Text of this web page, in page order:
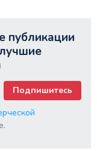
публикации
Подпишитесь